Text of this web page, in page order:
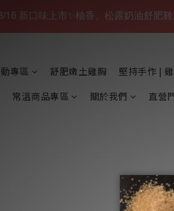
專區 舒肥嫩土雞胸 堅持手作 |
常溫商品專區 關於我們 直營
16 新口味上市✨柚香、松露奶油舒肥